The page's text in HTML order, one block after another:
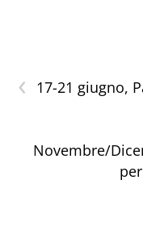
‹ 17-21 giugno,
Novembre/